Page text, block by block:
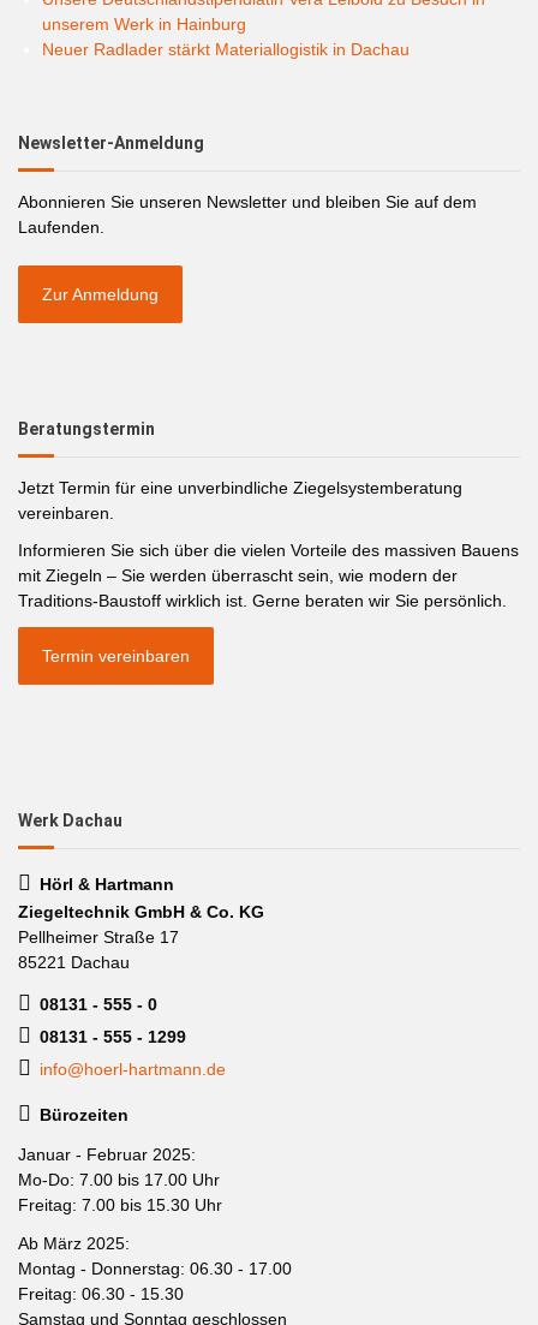
unserem Werk in Hainburg
Neuer Radlader stärkt Materiallogistik in Dachau
Newsletter-Anmeldung
Abonnieren Sie unseren Newsletter und bleiben Sie auf dem
Laufenden.
Zur Anmeldung
Beratungstermin
Jetzt Termin für eine unverbindliche Ziegelsystemberatung
vereinbaren.
Informieren Sie sich über die vielen Vorteile des massiven Bauens
mit Ziegeln – Sie werden überrascht sein, wie modern der
Traditions-Baustoff wirklich ist. Gerne beraten wir Sie persönlich.
Termin vereinbaren
Werk Dachau
Hörl & Hartmann
Ziegeltechnik GmbH & Co. KG
Pellheimer Straße 17
85221 Dachau
08131 - 555 - 0
08131 - 555 - 1299
info@hoerl-hartmann.de
Bürozeiten
Januar - Februar 2025:
Mo-Do: 7.00 bis 17.00 Uhr
Freitag: 7.00 bis 15.30 Uhr
Ab März 2025:
Montag - Donnerstag: 06.30 - 17.00
Freitag: 06.30 - 15.30
Samstag und Sonntag geschlossen